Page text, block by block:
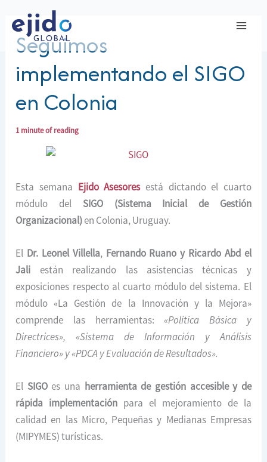
contenido
Seguimos
implementando el SIGO
en Colonia
1 minute of reading
Esta semana Ejido Asesoresestá dictando el cuarto
módulo del SIGO (Sistema Inicial de Gestión
Organizacional)en Colonia, Uruguay.
El Dr. Leonel Villella, Fernando Ruano y Ricardo Abd el
Jali están realizando las asistencias técnicas y
exposiciones respecto al cuarto módulo del sistema. El
módulo «La Gestión de la Innovación y la Mejora»
comprende las herramientas: «Política Básica y
Directrices», «Sistema de Información y Análisis
Financiero» y «PDCA y Evaluación de Resultados».
El SIGOes una herramienta de gestión accesible y de
rápida implementación para el mejoramiento de la
calidad en las Micro, Pequeñas y Medianas Empresas
(MIPYMES) turísticas.